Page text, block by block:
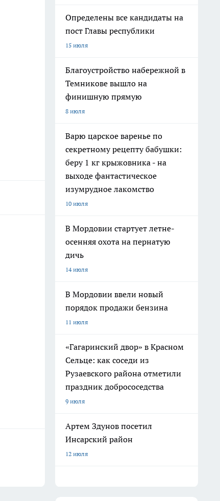
Определены все кандидаты на
пост Главы республики
15 июля
Благоустройство набережной в
Темникове вышло на
финишную прямую
8 июля
Варю царское варенье по
секретному рецепту бабушки:
беру 1 кг крыжовника - на
выходе фантастическое
изумрудное лакомство
10 июля
В Мордовии стартует летне-
осенняя охота на пернатую
дичь
14 июля
В Мордовии ввели новый
порядок продажи бензина
11 июля
«Гагаринский двор» в Красном
Сельце: как соседи из
Рузаевского района отметили
праздник добрососедства
9 июля
Артем Здунов посетил
Инсарский район
12 июля